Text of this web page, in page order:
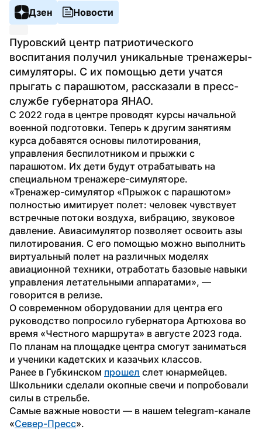
Дзен
Новости
Пуровский центр патриотического
воспитания получил уникальные тренажеры-
симуляторы. С их помощью дети учатся
прыгать с парашютом, рассказали в пресс-
службе губернатора ЯНАО.
С 2022 года в центре проводят курсы начальной
военной подготовки. Теперь к другим занятиям
курса добавятся основы пилотирования,
управления беспилотником и прыжки с
парашютом. Их дети будут отрабатывать на
специальном тренажере-симуляторе.
«Тренажер-симулятор «Прыжок с парашютом»
полностью имитирует полет: человек чувствует
встречные потоки воздуха, вибрацию, звуковое
давление. Авиасимулятор позволяет освоить азы
пилотирования. С его помощью можно выполнить
виртуальный полет на различных моделях
авиационной техники, отработать базовые навыки
управления летательными аппаратами», —
говорится в релизе.
О современном оборудовании для центра его
руководство попросило губернатора Артюхова во
время «Честного маршрута» в августе 2023 года.
По планам на площадке центра смогут заниматься
и ученики кадетских и казачьих классов.
Ранее в Губкинском прошел слет юнармейцев.
Школьники сделали окопные свечи и попробовали
силы в стрельбе.
Самые важные новости — в нашем telegram-канале
«Север-Пресс».